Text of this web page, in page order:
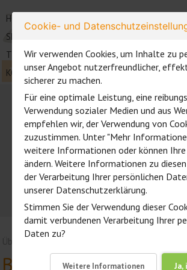
TRAINING UND COACHING| Erleben -
HOME
SEMINARE UND WORKSHOPS
TRAINING MIT PFERDEN
ZENTAURUS
KONTAKT
Bettina Städter
Cookie- und
Wir verwenden Cookies, um Inhalte zu
unser Angebot nutzerfreundlicher,
sicherer zu machen.
Für eine optimale Leistung, eine
Verwendung sozialer Medien und aus
empfehlen wir, der Verwendung von
zuzustimmen. Unter "Mehr
weitere Informationen oder können
ändern. Weitere Informationen zu
der Verarbeitung Ihrer persönlichen
unserer Datenschutzerklärung.
Stimmen Sie der Verwendung dieser
damit verbundenen Verarbeitung Ihrer
Daten zu?
Weitere Informationen Ja,